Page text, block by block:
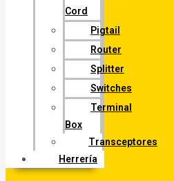
Cord
Pigtail
Router
Splitter
Switches
Terminal
Box
Transceptores
Herrería